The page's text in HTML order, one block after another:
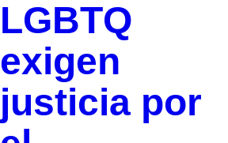
LGBTQ
exigen
justicia por